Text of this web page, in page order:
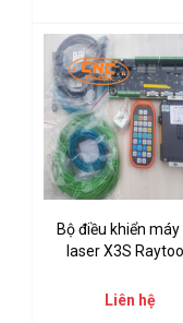
Bộ điều khiển
laser X3S
Liên hệ